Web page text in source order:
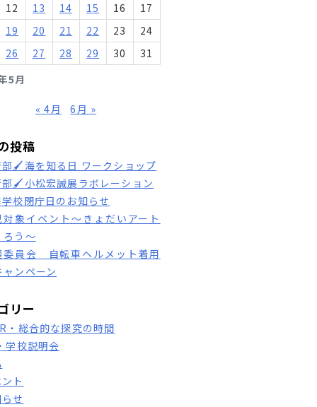
5月
12 13 14 15 16
17
19 20 21 22 23
24
26 27 28 29 30 31
« 4月 6月 »
投稿
部🖌海を知る日 ワークショップ
部🖌小松宏誠展ラボレーション
学校閉庁日のお知らせ
対象イベント～きょだいアート
ろう～
委員会 自転車ヘルメット着用
ャンペーン
リー
・総合的な探究の時間
学校説明会
ト
せ